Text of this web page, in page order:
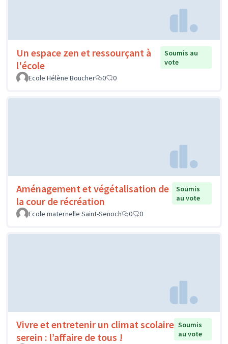
Un espace zen et ressourçant à
l'école
Soumis au
vote
Ecole Hélène Boucher
0 0
Aménagement et végétalisation de
la cour de récréation
Soumis
au vote
Ecole maternelle Saint-Senoch
0 0
Vivre et entretenir un climat scolaire
serein : l’affaire de tous !
Soumis
au vote